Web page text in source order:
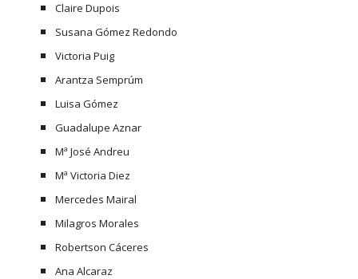
Claire Dupois
Susana Gómez Redondo
Victoria Puig
Arantza Semprúm
Luisa Gómez
Guadalupe Aznar
Mª José Andreu
Mª Victoria Diez
Mercedes Mairal
Milagros Morales
Robertson Cáceres
Ana Alcaraz